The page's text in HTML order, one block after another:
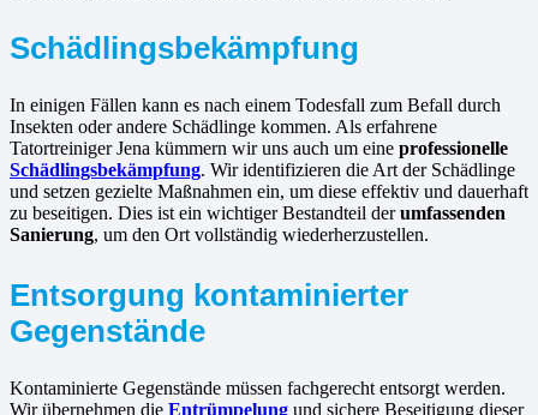
Schädlingsbekämpfung
In einigen Fällen kann es nach einem Todesfall zum Befall durch
Insekten oder andere Schädlinge kommen. Als erfahrene
Tatortreiniger Jena kümmern wir uns auch um eine professionelle
Schädlingsbekämpfung. Wir identifizieren die Art der Schädlinge
und setzen gezielte Maßnahmen ein, um diese effektiv und dauerhaft
zu beseitigen. Dies ist ein wichtiger Bestandteil derumfassenden
Sanierung, um den Ort vollständig wiederherzustellen.
Entsorgung kontaminierter
Gegenstände
Kontaminierte Gegenstände müssen fachgerecht entsorgt werden.
Wir übernehmen die Entrümpelung und sichere Beseitigung dieser